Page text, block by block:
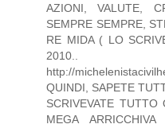
AZIONI, VALUTE,
SEMPRE SEMPRE,
RE MIDA ( LO
2010..
http://
QUINDI, SAPETE
SCRIVEVATE TUTTO
MEGA